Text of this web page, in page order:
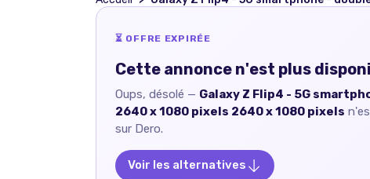
⏳ OFFRE EXPIRÉE
Cette annonce n'est plus
Oups, désolé — Galaxy Z Flip4 - 5G
2640 x 1080 pixels 2640 x 1080 pixels
sur Dero.
Voir les alternatives